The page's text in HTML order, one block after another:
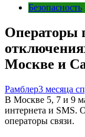
Безопасность
Операторы
Москве и
Рамблер3 месяца
В Москве 5, 7 и 9
интернета и SMS.
операторы связи.